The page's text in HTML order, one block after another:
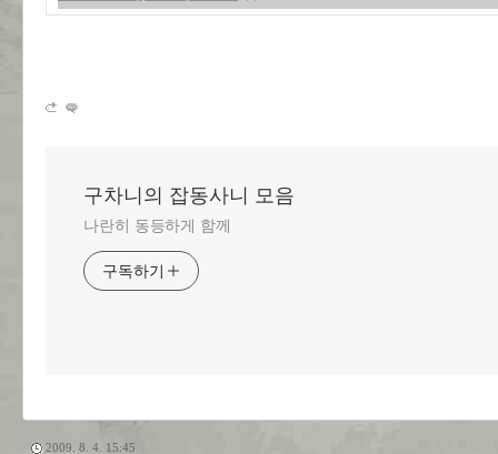
구차니의 잡동사니 모음
나란히 동등하게 함께
구독하기
2009. 8. 4. 15:45